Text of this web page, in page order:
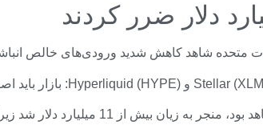
نهادی همچنان سرمایه گذاری های خود را متوقف می کردند.